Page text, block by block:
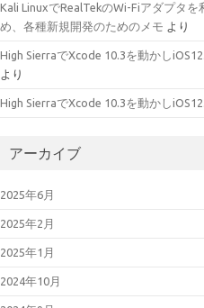
Kali LinuxでRealTekのWi-Fiアダプタ
め、各種新規開発のためのメモ より
High SierraでXcode 10.3を動かし
より
High SierraでXcode 10.3を動かし
アーカイブ
2025年6月
2025年2月
2025年1月
2024年10月